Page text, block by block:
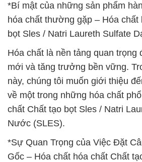
*Bí mật của những sản phẩm
hóa chất thường gặp – Hóa chất
bọt Sles / Natri Laureth Sulfate
Hóa chất là nền tảng quan trọng
mới và tăng trưởng bền vững.
này, chúng tôi muốn giới thiệu
về một trong những hóa chất
chất Chất tạo bọt Sles / Natri
Nước (SLES).
*Sự Quan Trọng của Việc Đặt
Gốc – Hóa chất hóa chất Chất